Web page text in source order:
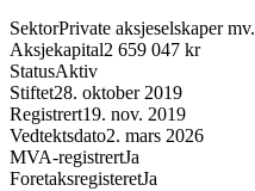
SektorPrivate aksjeselskaper mv.
Aksjekapital2 659 047 kr
StatusAktiv
Stiftet28. oktober 2019
Registrert19. nov. 2019
Vedtektsdato2. mars 2026
MVA-registrertJa
ForetaksregisteretJa